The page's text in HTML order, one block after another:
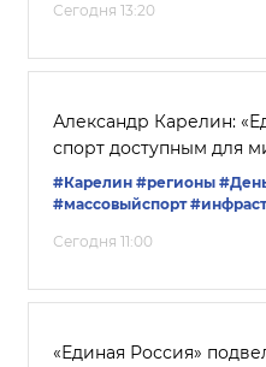
Сегодня 13:20
Александр Карелин:
спорт доступным для
#Карелин #регионы
#массовыйспорт
Сегодня 11:00
«Единая Россия»